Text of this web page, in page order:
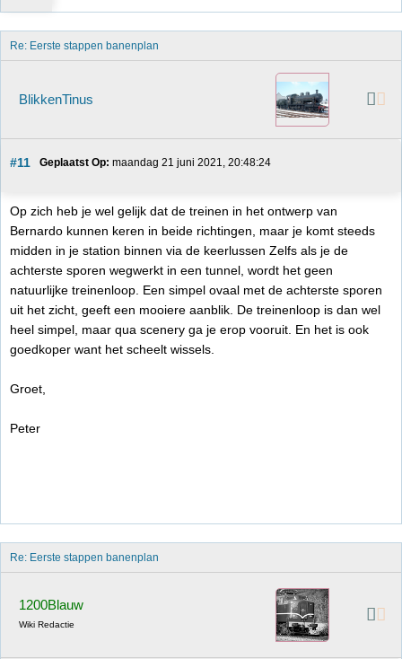
Re: Eerste stappen banenplan
BlikkenTinus
#11 Geplaatst Op: maandag 21 juni 2021, 20:48:24
Op zich heb je wel gelijk dat de treinen in het ontwerp van
Bernardo kunnen keren in beide richtingen, maar je komt steeds
midden in je station binnen via de keerlussen Zelfs als je de
achterste sporen wegwerkt in een tunnel, wordt het geen
natuurlijke treinenloop. Een simpel ovaal met de achterste sporen
uit het zicht, geeft een mooiere aanblik. De treinenloop is dan wel
heel simpel, maar qua scenery ga je erop vooruit. En het is ook
goedkoper want het scheelt wissels.
Groet,
Peter
Re: Eerste stappen banenplan
1200Blauw
Wiki Redactie